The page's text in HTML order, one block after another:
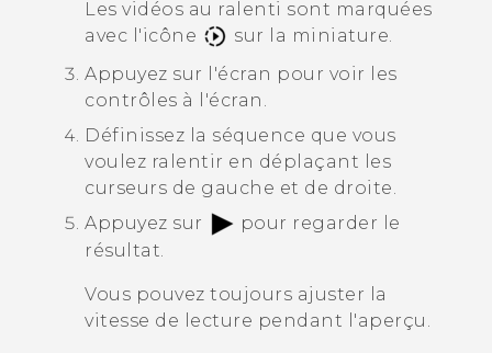
Les vidéos au ralenti sont marquées
avec l'icône
sur la miniature.
Appuyez sur l'écran pour voir les
contrôles à l'écran.
Définissez la séquence que vous
voulez ralentir en déplaçant les
curseurs de gauche et de droite.
Appuyez sur
pour regarder le
résultat.
Vous pouvez toujours ajuster la
vitesse de lecture pendant l'aperçu.